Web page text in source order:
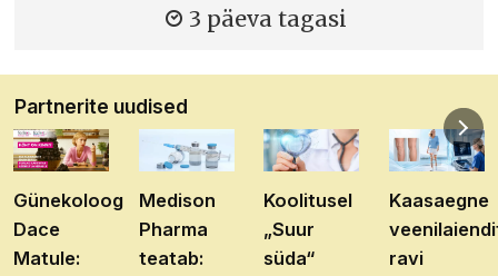
3 päeva tagasi
Partnerite uudised
Günekoloog
Dace
Matule:
Medison
Pharma
teatab:
Koolitusel
„Suur
süda“
Kaasaegne
ravi